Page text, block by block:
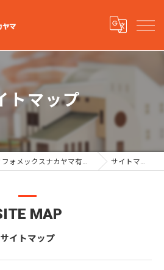
トマップ
茨城のリフォームならリフォメックスナカヤマ有限会社 サイトマップ
サイトマップ
MAP